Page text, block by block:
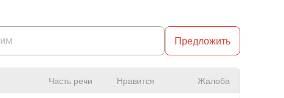
Предложить
Часть речи Нравится Жалоба